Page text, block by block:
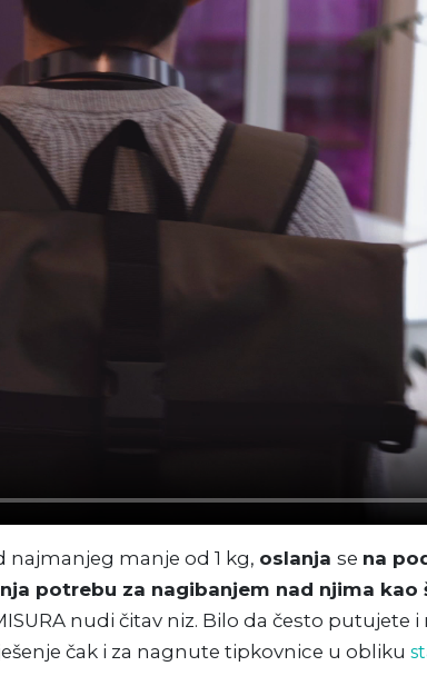
najmanjeg manje od 1 kg, oslanja se na
potrebu za nagibanjem nad njima
nudi čitav niz. Bilo da često putujete
čak i za nagnute tipkovnice u obliku